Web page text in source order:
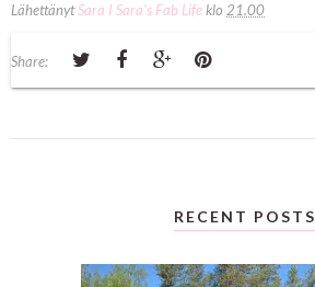
LähettänytSara I Sara's Fab Lifeklo 21.00
Share:
RECENT POSTS